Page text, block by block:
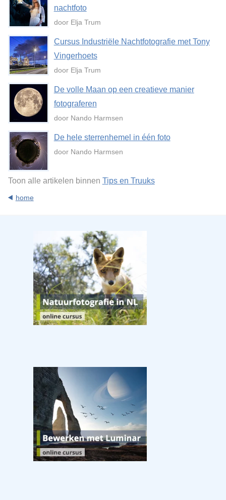
nachtfoto
door Elja Trum
Cursus Industriële Nachtfotografie met Tony
Vingerhoets
door Elja Trum
De volle Maan op een creatieve manier
fotograferen
door Nando Harmsen
De hele sterrenhemel in één foto
door Nando Harmsen
Toon alle artikelen binnen Tips en Truuks
home